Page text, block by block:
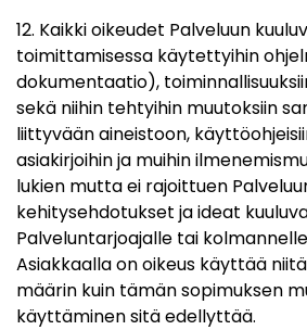
12. Kaikki oikeudet Palveluun
toimittamisessa käytettyihin
dokumentaatio),
sekä niihin tehtyihin muutoksiin
liittyvään aineistoon,
asiakirjoihin ja muihin
lukien mutta ei rajoittuen
kehitysehdotukset ja ideat
Palveluntarjoajalle tai
Asiakkaalla on oikeus käyttää
määrin kuin tämän sopimuksen
käyttäminen sitä edellyttää.